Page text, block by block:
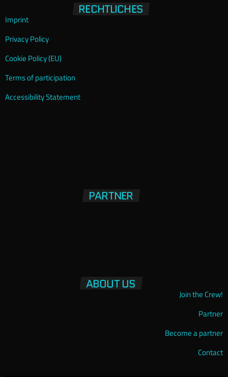
RECHTLICHES
Imprint
Privacy Policy
Cookie Policy (EU)
Terms of participation
Accessibility Statement
PARTNER
ABOUT US
Join the Crew!
Partner
Become a partner
Contact